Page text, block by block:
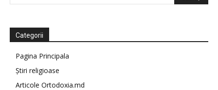
Categorii
Pagina Principala
Știri religioase
Articole Ortodoxia.md